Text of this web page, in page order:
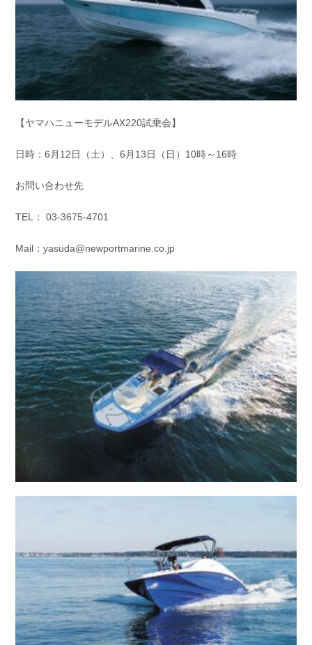
【ヤマハニューモデルAX220試乗会】
日時：6月12日（土）、6月13日（日）10時～16時
お問い合わせ先
TEL： 03-3675-4701
Mail：yasuda@newportmarine.co.jp